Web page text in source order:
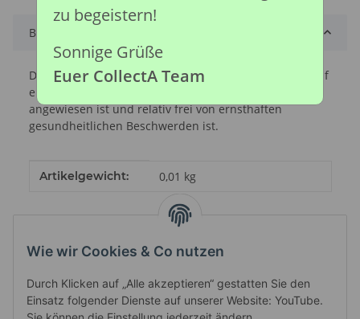
Wie wir Cookies & Co nutzen
Durch Klicken auf „Alle akzeptieren“ gestatten Sie den
Einsatz folgender Dienste auf unserer Website: YouTube.
Beschreibung
Der Jack Russell ist eine energiegeladene Rasse, die auf
ein hohes Maß an Bewegung und Anregung
angewiesen ist und relativ frei von ernsthaften
gesundheitlichen Beschwerden ist.
Produkteigenschaft
Wert
Artikelgewicht: 0,01 kg
zu begeistern!
Sonnige Grüße
Euer CollectA Team